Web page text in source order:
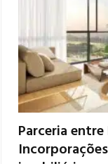
Parceria